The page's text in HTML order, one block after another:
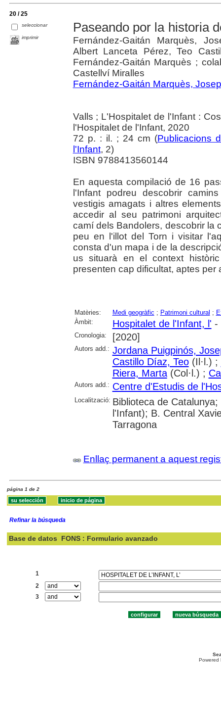
20 / 25
seleccionar
imprimir
Paseando por la historia
Fernández-Gaitán Marquès,
Albert Lanceta Pérez, Teo
Fernández-Gaitán Marquès ;
Castellví Miralles
Fernández-Gaitán Marquès, Josep
Valls ; L'Hospitalet de l'Infant :
l'Hospitalet de l'Infant, 2020
72 p. : il. ; 24 cm (Publicacions
l'Infant, 2)
ISBN 9788413560144
En aquesta compilació de 16
l'Infant podreu descobrir
vestigis amagats i altres
accedir al seu patrimoni
camí dels Bandolers, descobrir la
peu en l'illot del Torn i visitar
consta d'un mapa i de la
us situarà en el context
presenten cap dificultat, aptes per
Matèries: Medi geogràfic ; Patrimoni cultural ;
Àmbit:
Hospitalet de l'Infant, l' -
Cronologia: [2020]
Autors add.: Jordana Puigpinós,
Castillo Díaz, Teo(Il·l.) ;
Riera, Marta(Col·l.) ;
Autors add.: Centre d'Estudis de
Localització: Biblioteca de
l'Infant); B. Central
Tarragona
Enllaç permanent a aquest
página 1 de 2
Refinar la búsqueda
Base de datos FONS : Formulario avanzado
1
2
3